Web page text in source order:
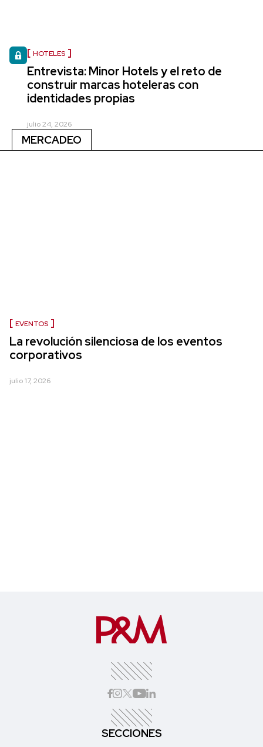
HOTELES
Entrevista: Minor Hotels y el reto de
construir marcas hoteleras con
identidades propias
julio 24, 2026
MERCADEO
EVENTOS
La revolución silenciosa de los eventos
corporativos
julio 17, 2026
SECCIONES